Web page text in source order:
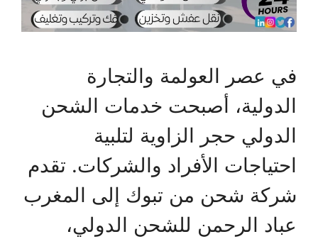
في عصر العولمة والتجارة
الدولية، أصبحت خدمات الشحن
الدولي حجر الزاوية لتلبية
احتياجات الأفراد والشركات. تقدم
شركة شحن من تبوك إلى المغرب
عباد الرحمن للشحن الدولي،